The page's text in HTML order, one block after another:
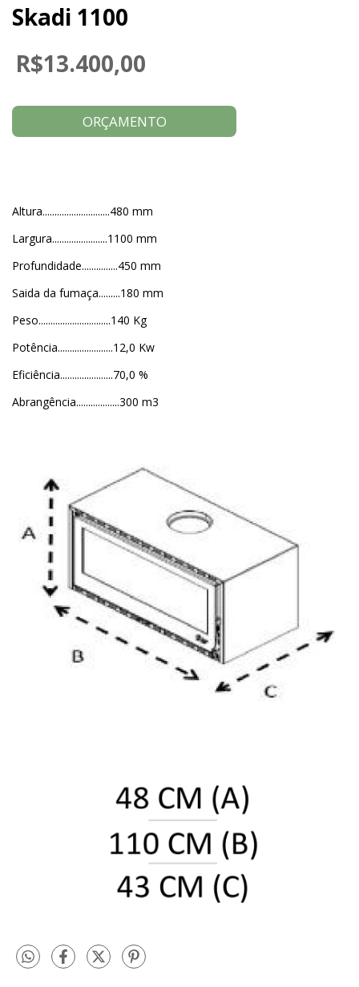
Skadi 1100
R$13.400,00
ORÇAMENTO
Altura............................480 mm
Largura.......................1100 mm
Profundidade...............450 mm
Saida da fumaça.........180 mm
Peso..............................140 Kg
Potência.......................12,0 Kw
Eficiência......................70,0 %
Abrangência..................300 m3